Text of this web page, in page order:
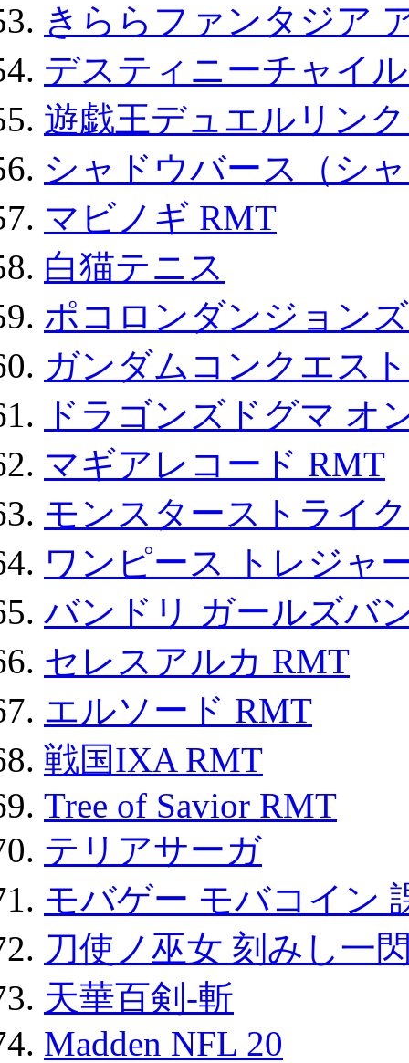
きららファンタジア
デスティニーチャイ
遊戯王デュエルリン
シャドウバース（シ
マビノギ RMT
白猫テニス
ポコロンダンジョン
ガンダムコンクエスト
ドラゴンズドグマ オ
マギアレコード RMT
モンスターストライ
ワンピース トレジャ
バンドリ ガールズバ
セレスアルカ RMT
エルソード RMT
戦国IXA RMT
Tree of Savior RMT
テリアサーガ
モバゲー モバコイン
刀使ノ巫女 刻みし一
天華百剣-斬
Madden NFL 20